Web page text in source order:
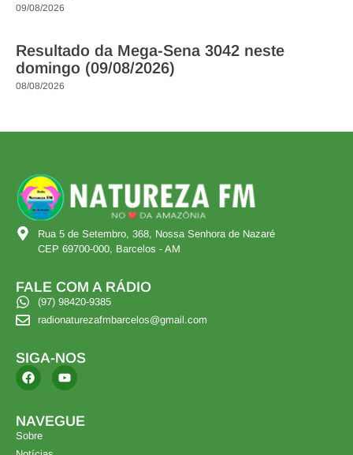
09/08/2026
Resultado da Mega-Sena 3042 neste
domingo (09/08/2026)
08/08/2026
Rua 5 de Setembro, 368, Nossa Senhora de Nazaré
CEP 69700-000, Barcelos - AM
FALE COM A RÁDIO
(97) 98420-9385
radionaturezafmbarcelos@gmail.com
SIGA-NOS
NAVEGUE
Sobre